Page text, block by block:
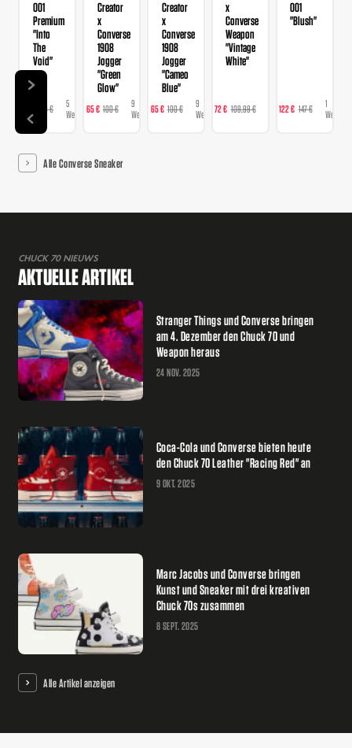
001
Premium
"Into
The
Void"
150 €
5
Webshops
Creator
x
Converse
1908
Jogger
"Green
Glow"
65 € 100 €
9
Webshops
Creator
x
Converse
1908
Jogger
"Cameo
Blue"
65 € 100 €
9
Webshops
x
Converse
Weapon
"Vintage
White"
72 € 109,99 €
Webshops
001
"Blush"
122 € 147 €
1
Webshop
Alle Converse Sneaker
CHUCK 70 NIEUWS
AKTUELLE ARTIKEL
Stranger Things und Converse bringen
am 4. Dezember den Chuck 70 und
Weapon heraus
24 NOV. 2025
Coca-Cola und Converse bieten heute
den Chuck 70 Leather "Racing Red" an
9 OKT. 2025
Marc Jacobs und Converse bringen
Kunst und Sneaker mit drei kreativen
Chuck 70s zusammen
8 SEPT. 2025
Alle Artikel anzeigen